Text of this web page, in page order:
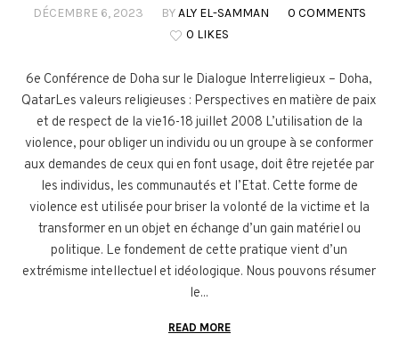
DÉCEMBRE 6, 2023 BYALY EL-SAMMAN
0 COMMENTS
0 LIKES
6e Conférence de Doha sur le Dialogue Interreligieux – Doha,
QatarLes valeurs religieuses : Perspectives en matière de paix
et de respect de la vie16-18 juillet 2008 L’utilisation de la
violence, pour obliger un individu ou un groupe à se conformer
aux demandes de ceux qui en font usage, doit être rejetée par
les individus, les communautés et l’Etat. Cette forme de
violence est utilisée pour briser la volonté de la victime et la
transformer en un objet en échange d’un gain matériel ou
politique. Le fondement de cette pratique vient d’un
extrémisme intellectuel et idéologique. Nous pouvons résumer
le...
READ MORE